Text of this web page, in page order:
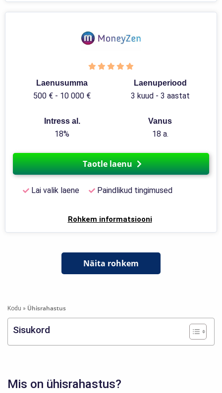
Laenusumma
500 € - 10 000 €
Laenuperiood
3 kuud - 3 aastat
Intress al.
18%
Vanus
18 a.
Taotle laenu
Lai valik laene Paindlikud tingimused
Rohkem informatsiooni
Näita rohkem
Kodu » Ühisrahastus
Sisukord
Mis on ühisrahastus?